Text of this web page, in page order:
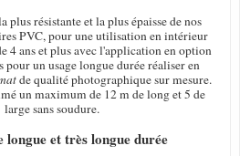
plus résistante et la plus épaisse de nos
PVC, pour une utilisation en intérieur
4 ans et plus avec l'application en option
pour un usage longue durée réaliser en
de qualité photographique sur mesure.
un maximum de 12 m de long et 5 de
large sans soudure.
et très longue durée